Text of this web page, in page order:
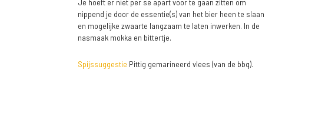
Je hoeft er niet per se apart voor te gaan zitten om
nippend je door de essentie(s) van het bier heen te slaan
en mogelijke zwaarte langzaam te laten inwerken. In de
nasmaak mokka en bittertje.
Spijssuggestie Pittig gemarineerd vlees (van de bbq).